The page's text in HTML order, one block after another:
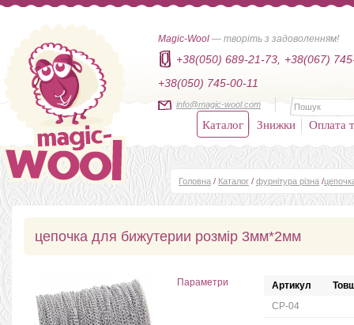
Magic-Wool — творіть з задоволенням!
+38(050) 689-21-73,
+38(067)
+38(050) 745-00-11
info@magic-wool.com
Каталог Знижки Оплата
Головна / Каталог / фурнітура різна /
цепочка для бижутерии розмір 3мм*2мм
Параметри Артикул
CP-04